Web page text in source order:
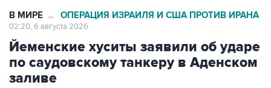
В МИРЕ → ОПЕРАЦИЯ ИЗРАИЛЯ И США ПРОТИВ ИРАНА
02:20, 6 августа 2026
Йеменские хуситы заявили об ударе
по саудовскому танкеру в Аденском
заливе